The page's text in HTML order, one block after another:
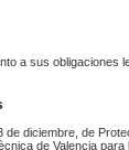
a sus
diciembre, de
de Valencia para